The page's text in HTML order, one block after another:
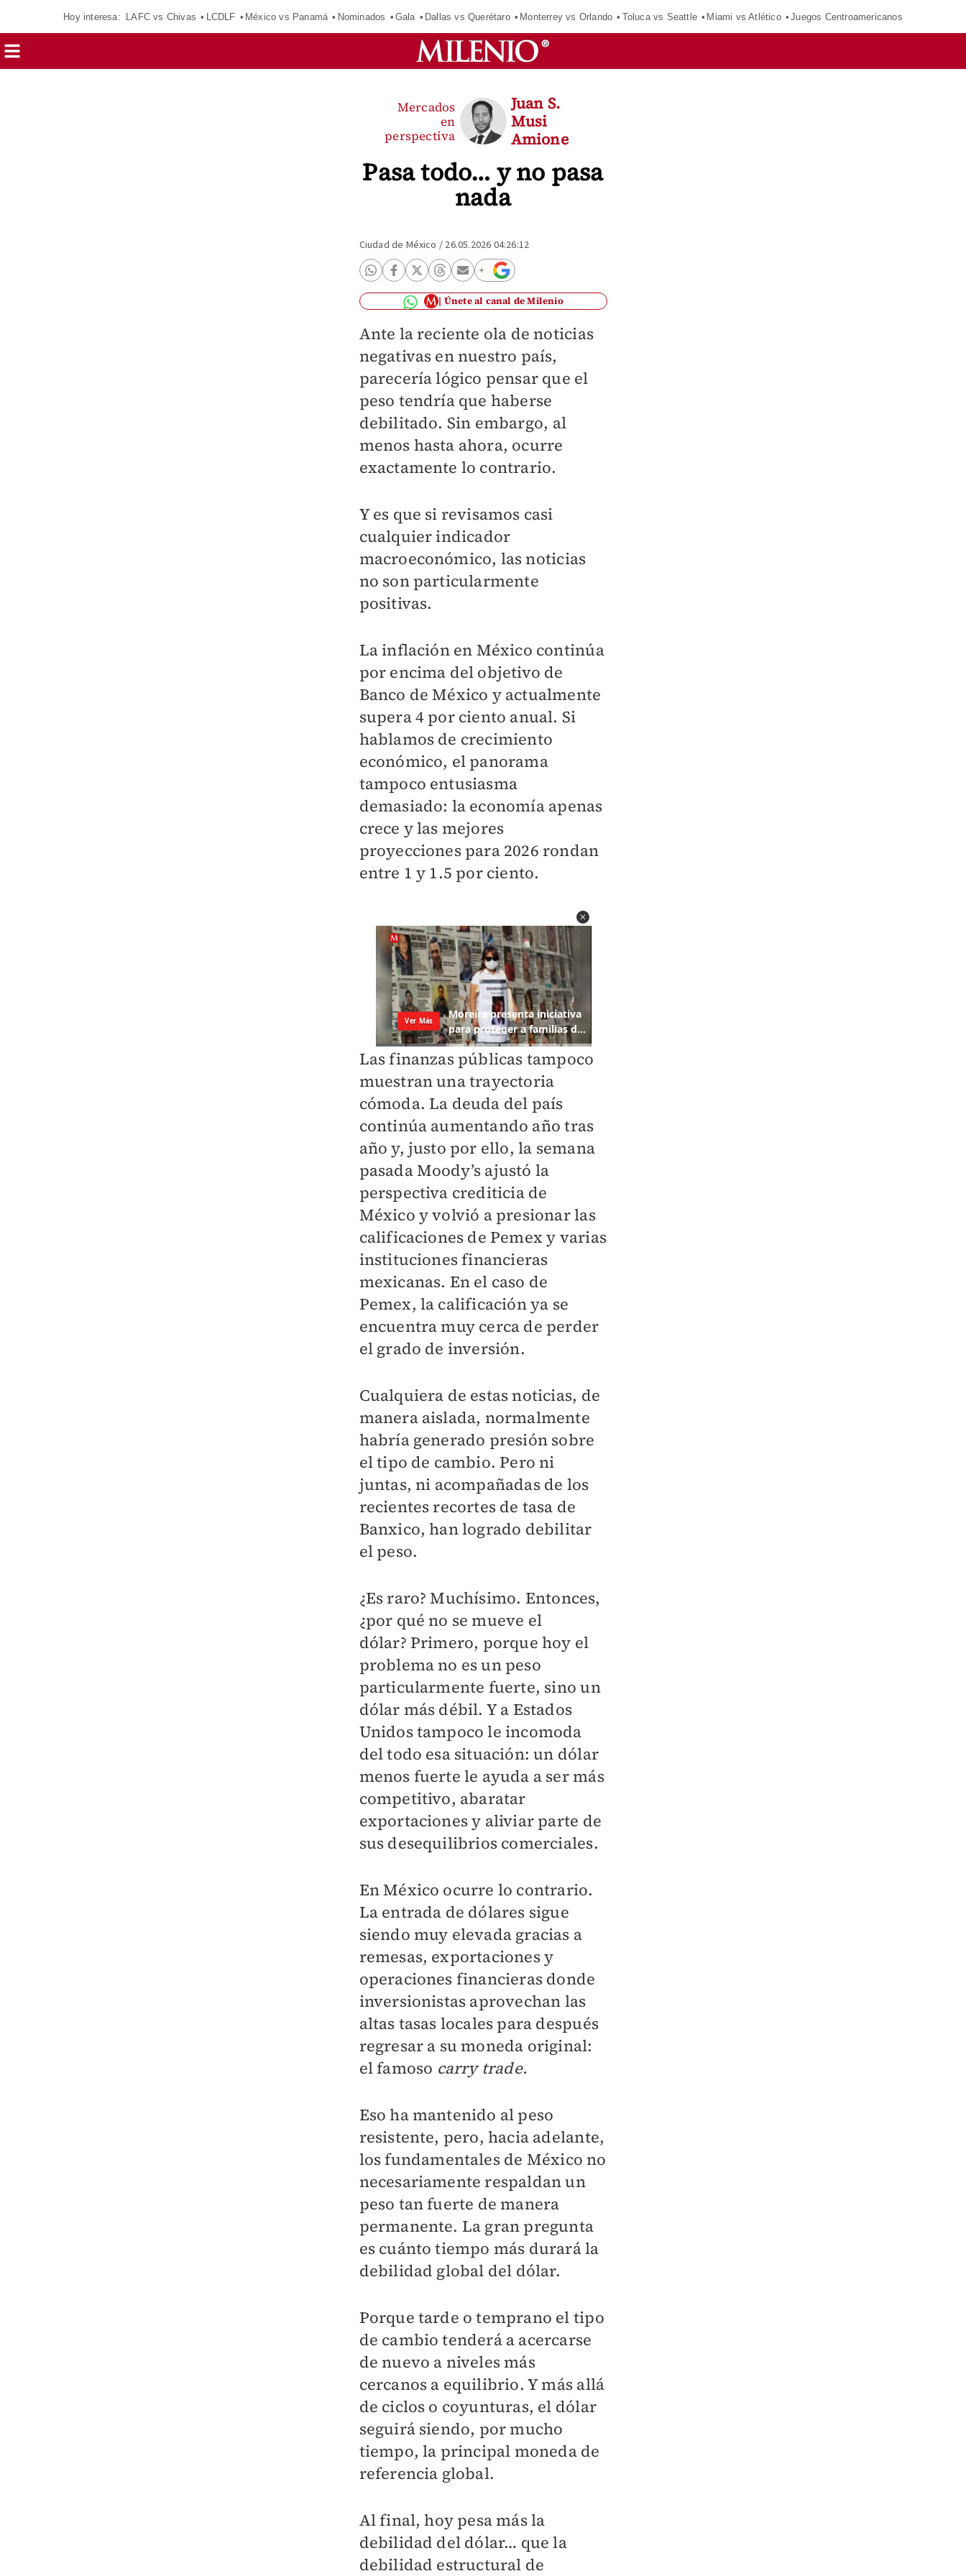
Hoy interesa: LAFC vs Chivas LCDLF México vs Panamá Nominados Gala Dallas vs Querétaro Monterrey vs Orlando Toluca vs Seattle Miami vs Atlético Juegos Centroamericanos
Pasa todo… y no pasa
nada
Mercados
en
perspectiva
Juan S.
Musi
Amione
Ciudad de México / 26.05.2026 04:26:12
Únete al canal de Milenio
Ante la reciente ola de noticias
negativas en nuestro país,
parecería lógico pensar que el
peso tendría que haberse
debilitado. Sin embargo, al
menos hasta ahora, ocurre
exactamente lo contrario.
Y es que si revisamos casi
cualquier indicador
macroeconómico, las noticias
no son particularmente
positivas.
La inflación en México continúa
por encima del objetivo de
Banco de México y actualmente
supera 4 por ciento anual. Si
hablamos de crecimiento
económico, el panorama
tampoco entusiasma
demasiado: la economía apenas
crece y las mejores
proyecciones para 2026 rondan
entre 1 y 1.5 por ciento.
Las finanzas públicas tampoco
muestran una trayectoria
cómoda. La deuda del país
continúa aumentando año tras
año y, justo por ello, la semana
pasada Moody’s ajustó la
perspectiva crediticia de
México y volvió a presionar las
calificaciones de Pemex y varias
instituciones financieras
mexicanas. En el caso de
Pemex, la calificación ya se
encuentra muy cerca de perder
el grado de inversión.
Cualquiera de estas noticias, de
manera aislada, normalmente
habría generado presión sobre
el tipo de cambio. Pero ni
juntas, ni acompañadas de los
recientes recortes de tasa de
Banxico, han logrado debilitar
el peso.
¿Es raro? Muchísimo. Entonces,
¿por qué no se mueve el
dólar? Primero, porque hoy el
problema no es un peso
particularmente fuerte, sino un
dólar más débil. Y a Estados
Unidos tampoco le incomoda
del todo esa situación: un dólar
menos fuerte le ayuda a ser más
competitivo, abaratar
exportaciones y aliviar parte de
sus desequilibrios comerciales.
En México ocurre lo contrario.
La entrada de dólares sigue
siendo muy elevada gracias a
remesas, exportaciones y
operaciones financieras donde
inversionistas aprovechan las
altas tasas locales para después
regresar a su moneda original:
el famoso carry trade.
Eso ha mantenido al peso
resistente, pero, hacia adelante,
los fundamentales de México no
necesariamente respaldan un
peso tan fuerte de manera
permanente. La gran pregunta
es cuánto tiempo más durará la
debilidad global del dólar.
Porque tarde o temprano el tipo
de cambio tenderá a acercarse
de nuevo a niveles más
cercanos a equilibrio. Y más allá
de ciclos o coyunturas, el dólar
seguirá siendo, por mucho
tiempo, la principal moneda de
referencia global.
Al final, hoy pesa más la
debilidad del dólar… que la
debilidad estructural de